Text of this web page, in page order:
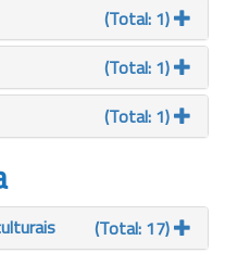
(Total: 1)
(Total: 1)
(Total: 1)
(Total: 17)